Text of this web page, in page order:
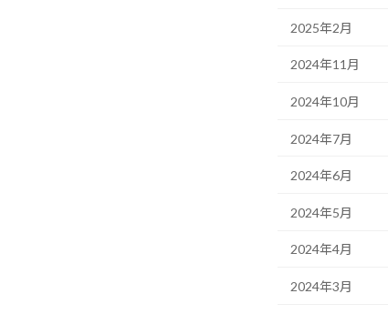
2025年2月
2024年11月
2024年10月
2024年7月
2024年6月
2024年5月
2024年4月
2024年3月